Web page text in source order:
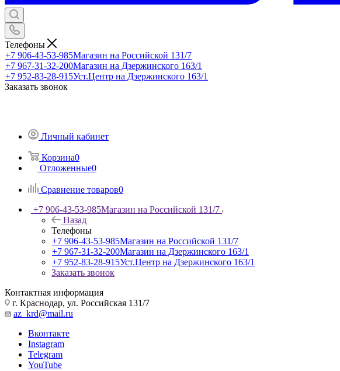
Телефоны
+7 906-43-53-985Магазин на Российской 131/7
+7 967-31-32-200Магазин на Дзержинского 163/1
+7 952-83-28-915Уст.Центр на Дзержинского 163/1
Заказать звонок
Личный кабинет
Корзина0
Отложенные0
Сравнение товаров0
+7 906-43-53-985Магазин на Российской 131/7
Назад
Телефоны
+7 906-43-53-985Магазин на Российской 131/7
+7 967-31-32-200Магазин на Дзержинского 163/1
+7 952-83-28-915Уст.Центр на Дзержинского 163/1
Заказать звонок
Контактная информация
г. Краснодар, ул. Российская 131/7
az_krd@mail.ru
Вконтакте
Instagram
Telegram
YouTube